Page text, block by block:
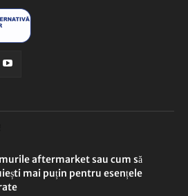
aftermarket sau cum să
mai puțin pentru esențele